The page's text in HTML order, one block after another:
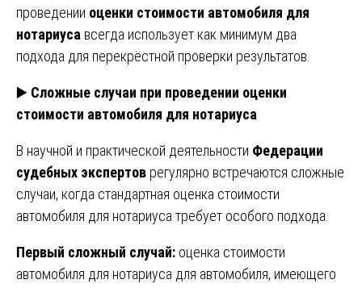
проведении оценки стоимости автомобиля для
нотариуса всегда использует как минимум два
подхода для перекрёстной проверки результатов.
▶️ Сложные случаи при проведении оценки
стоимости автомобиля для нотариуса
В научной и практической деятельности Федерации
судебных экспертов регулярно встречаются сложные
случаи, когда стандартная оценка стоимости
автомобиля для нотариуса требует особого подхода.
Первый сложный случай: оценка стоимости
автомобиля для нотариуса для автомобиля, имеющего